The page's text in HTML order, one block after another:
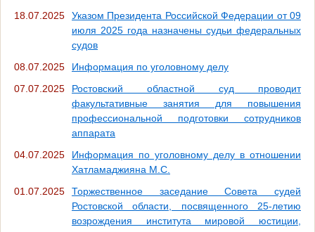
18.07.2025
Указом Президента Российской Федерации от 09
июля 2025 года назначены судьи федеральных
судов
08.07.2025
Информация по уголовному делу
07.07.2025
Ростовский областной суд проводит
факультативные занятия для повышения
профессиональной подготовки сотрудников
аппарата
04.07.2025
Информация по уголовному делу в отношении
Хатламаджияна М.С.
01.07.2025
Торжественное заседание Совета судей
Ростовской области, посвященного 25-летию
возрождения института мировой юстиции,